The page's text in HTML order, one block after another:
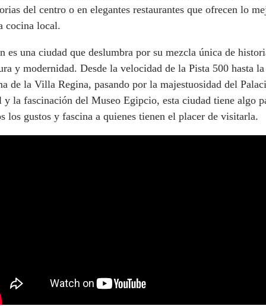
del centro o en elegantes restaurantes que ofrecen lo
cocina local.
es una ciudad que deslumbra por su mezcla única de
y modernidad. Desde la velocidad de la Pista 500 hasta la
de la Villa Regina, pasando por la majestuosidad del
y la fascinación del Museo Egipcio, esta ciudad tiene algo
los gustos y fascina a quienes tienen el placer de visitarla.